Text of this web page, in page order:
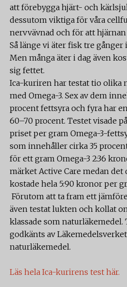
att förebygga hjärt- och
dessutom viktiga för våra
nervvävnad och för att hjärnan
Så länge vi äter fisk tre gånger
Men många äter i dag även
sig fettet.
Ica-kuriren har testat tio olika
med Omega-3. Sex av dem
procent fettsyra och fyra har
60–70 procent. Testet visade
priset per gram Omega-3-
som innehåller cirka 35
för ett gram Omega-3 2:36
märket Active Care medan det
kostade hela 5:90 kronor per
Förutom att ta fram ett
även testat lukten och kollat
klassade som naturläkemedel.
godkänts av
naturläkemedel.
Läs hela Ica-kurirens test här.